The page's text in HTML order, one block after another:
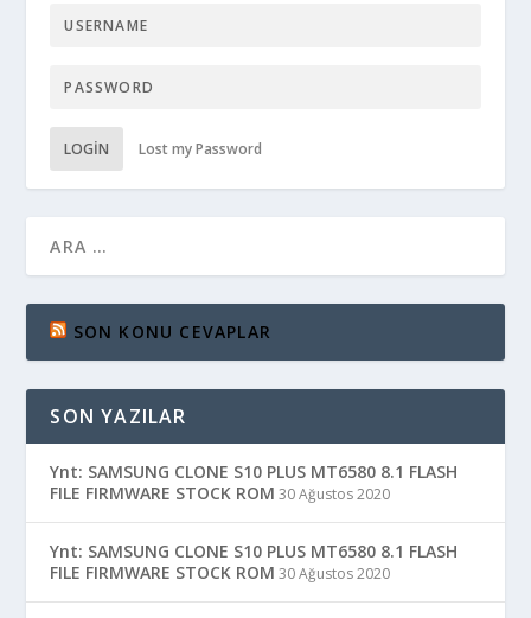
LOGIN Lost my Password
SON KONU CEVAPLAR
SON YAZILAR
Ynt: SAMSUNG CLONE S10 PLUS MT6580 8.1 FLASH
FILE FIRMWARE STOCK ROM 30 Ağustos 2020
Ynt: SAMSUNG CLONE S10 PLUS MT6580 8.1 FLASH
FILE FIRMWARE STOCK ROM 30 Ağustos 2020